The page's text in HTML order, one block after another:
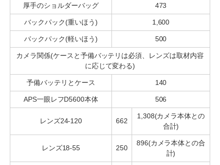
厚手のショルダーバッグ 473
バックパック(重いほう) 1,600
バックパック(軽いほう) 500
カメラ関係(ケースと予備バッテリは必須、レンズは取材内容
に応じて変わる)
予備バッテリとケース 140
APS一眼レフD5600本体 506
レンズ24-120 662
1,308(カメラ本体との
合計)
レンズ18-55 250
896(カメラ本体との合
計)